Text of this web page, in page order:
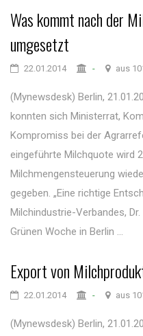
Was kommt nach der
umgesetzt
22.01.2014 - aus
(Mynewsdesk) Berlin,
konnten sich Ministerrat,
Kompromiss bei der
eingeführte Milchquote wird
Milchmengensteuerung
gegeben. „Eine richtige
Milchindustrie-Verbandes,
Grünen Woche in Berlin ...
Export von
22.01.2014 - aus
(Mynewsdesk) Berlin,